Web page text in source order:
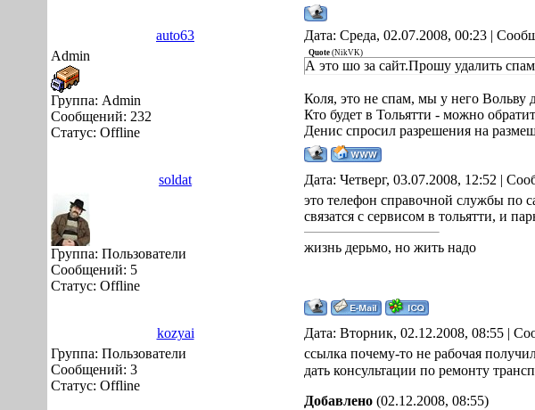
auto63 Дата: Среда, 02.07.2008, 00:23 |
Admin
Группа: Аdmin
Сообщений: 232
Статус: Offline
Quote (NikVK)
А это шо за сайт.Прошу удалить
Коля, это не спам, мы у него Вольву
Кто будет в Тольятти - можно
Денис спросил разрешения на
soldat Дата: Четверг, 03.07.2008, 12:52 |
Группа: Пользователи
Сообщений: 5
Статус: Offline
это телефон справочной службы по
связатся с сервисом в тольятти, и
жизнь дерьмо, но жить надо
kozyai Дата: Вторник, 02.12.2008, 08:55 |
Группа: Пользователи
Сообщений: 3
Статус: Offline
ссылка почему-то не рабочая
дать консультации по ремонту
Добавлено (02.12.2008, 08:55)